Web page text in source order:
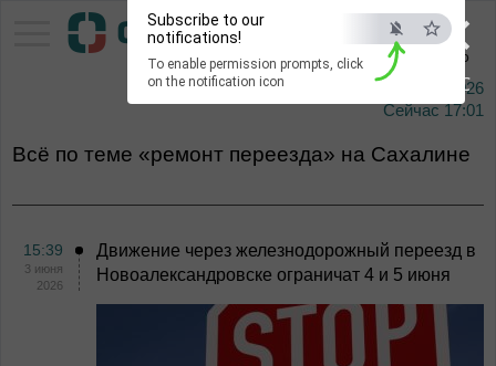
×
ESC
Subscribe to our
notifications!
To enable permission prompts, click
on the notification icon
информационное агентство
7 августа 2026
Сейчас 17:01
Всё по теме «ремонт переезда» на Сахалине
15:39
3 июня
2026
Движение через железнодорожный переезд в
Новоалександровске ограничат 4 и 5 июня